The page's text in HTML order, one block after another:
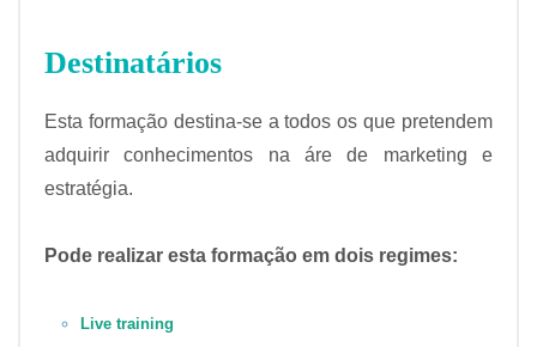
Destinatários
Esta formação destina-se a todos os que pretendem
adquirir conhecimentos na áre de marketing e
estratégia.
Pode realizar esta formação em dois regimes:
Live training